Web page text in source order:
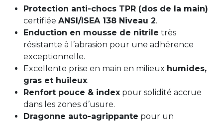
Protection anti-chocs TPR (dos de la main)
certifiée ANSI/ISEA 138 Niveau 2.
Enduction en mousse de nitrile très
résistante à l’abrasion pour une adhérence
exceptionnelle.
Excellente prise en main en milieux humides,
gras et huileux.
Renfort pouce & index pour solidité accrue
dans les zones d’usure.
Dragonne auto-agrippante pour un